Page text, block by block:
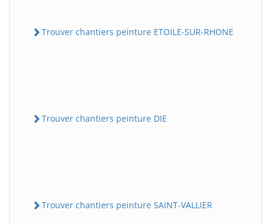
Trouver chantiers peinture ETOILE-SUR-RHONE
Trouver chantiers peinture DIE
Trouver chantiers peinture SAINT-VALLIER